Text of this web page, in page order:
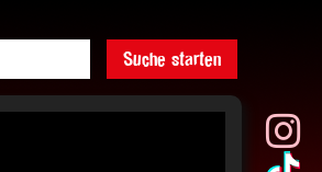
Suche starten